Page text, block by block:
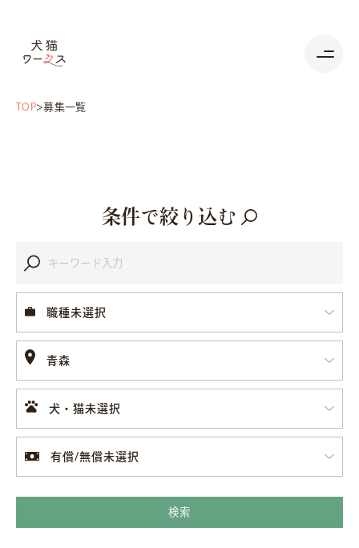
TOP 募集一覧
条件で絞り込む
職種未選択
青森
犬・猫未選択
有償/無償未選択
検索